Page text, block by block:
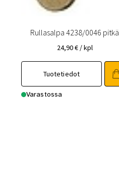
Rullasalpa 4238/0046 pitkä
24,90€ / kpl
Tuotetiedot
Varastossa